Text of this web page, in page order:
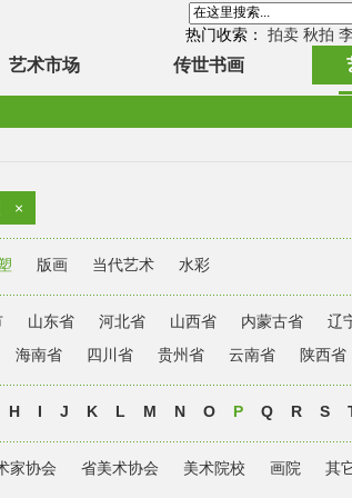
热门收索： 拍卖 秋拍
艺术市场 传世书画
×
版画 当代艺术 水彩
山东省 河北省 山西省 内蒙古省 辽
海南省 四川省 贵州省 云南省 陕西省
H I J K L M N O P Q R S
家协会 省美术协会 美术院校 画院 其